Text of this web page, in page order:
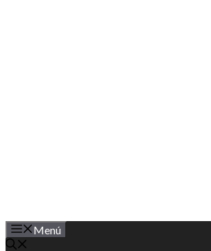
Menú